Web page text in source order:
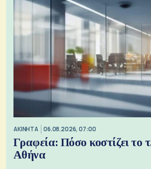
ΑΚΙΝΗΤΑ 06.08.2026, 07:00
Γραφεία: Πόσο κοστίζει το
Αθήνα